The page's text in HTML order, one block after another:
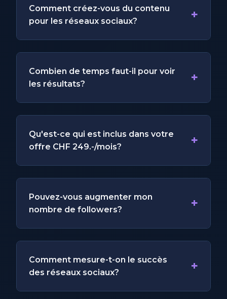
Comment créez-vous du contenu
pour les réseaux sociaux?
+
Combien de temps faut-il pour voir
les résultats?
+
Qu'est-ce qui est inclus dans votre
offre CHF 249.-/mois?
+
Pouvez-vous augmenter mon
nombre de followers?
+
Comment mesure-t-on le succès
des réseaux sociaux?
+